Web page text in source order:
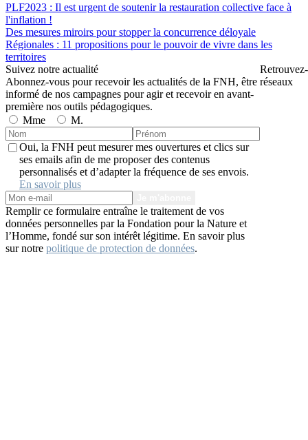
PLF2023 : Il est urgent de soutenir la restauration collective face à
l'inflation !
Des mesures miroirs pour stopper la concurrence déloyale
Régionales : 11 propositions pour le pouvoir de vivre dans les
territoires
Suivez notre actualité
Abonnez-vous pour recevoir les actualités de la FNH, être
informé de nos campagnes pour agir et recevoir en avant-
première nos outils pédagogiques.
Mme
M.
Oui, la FNH peut mesurer mes ouvertures et clics sur
ses emails afin de me proposer des contenus
personnalisés et d’adapter la fréquence de ses envois.
En savoir plus
Remplir ce formulaire entraîne le traitement de vos
données personnelles par la Fondation pour la Nature et
l’Homme, fondé sur son intérêt légitime. En savoir plus
sur notre politique de protection de données.
réseaux